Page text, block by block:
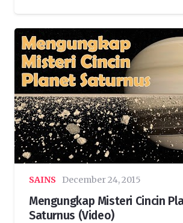
SAINS December 24, 2015
Mengungkap Misteri Cincin
Saturnus (Video)